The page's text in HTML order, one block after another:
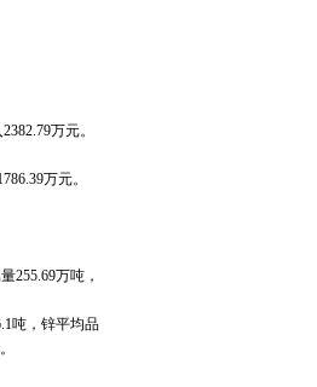
万元。
万元。
255.69万吨，
吨，锌平均品